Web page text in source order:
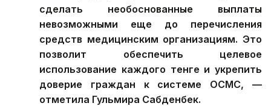
сделать необоснованные выплаты
невозможными еще до перечисления
средств медицинским организациям. Это
позволит обеспечить целевое
использование каждого тенге и укрепить
доверие граждан к системе ОСМС, —
отметила Гульмира Сабденбек.